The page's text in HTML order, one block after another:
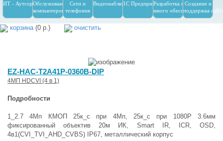
ИТ - АутсорсингОбслуживание
компьютеров
Сети и
телефония
Видеонаблюдение1С ПредприятиеРазработка програм-
много обеспечения
Создание и
поддержка
корзина (0 р.) очистить
EZ-HAC-T2A41P-0360B-DIP
4MП HDCVI (4 в 1)
Подробности
1_2.7 4Мп КМОП 25к_с при 4Мп, 25к_с при 1080P 3.6мм
фиксированный объектив 20м ИК, Smart IR, ICR, OSD,
4в1(CVI_TVI_AHD_CVBS) IP67, металлический корпус